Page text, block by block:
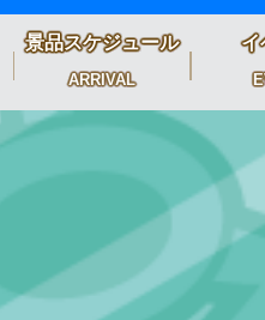
景品スケジュール
ARRIVAL
イ